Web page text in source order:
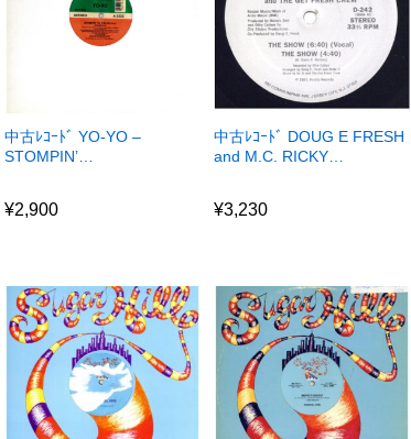
中古ﾚｺｰﾄﾞ YO-YO –
STOMPIN’…
¥2,900
中古ﾚｺｰﾄﾞ DOUG E FRESH
and M.C. RICKY…
¥3,230